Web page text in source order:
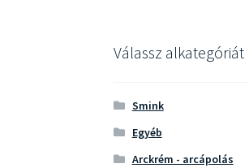
Válassz alkategóriát
Smink
Egyéb
Arckrém - arcápolás